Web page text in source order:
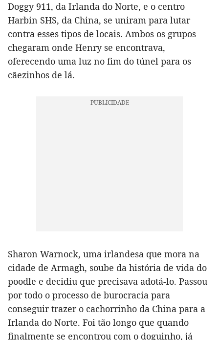
Doggy 911, da Irlanda do Norte, e o centro
Harbin SHS, da China, se uniram para lutar
contra esses tipos de locais. Ambos os grupos
chegaram onde Henry se encontrava,
oferecendo uma luz no fim do túnel para os
cãezinhos de lá.
Sharon Warnock, uma irlandesa que mora na
cidade de Armagh, soube da história de vida do
poodle e decidiu que precisava adotá-lo. Passou
por todo o processo de burocracia para
conseguir trazer o cachorrinho da China para a
Irlanda do Norte. Foi tão longo que quando
finalmente se encontrou com o doguinho, já